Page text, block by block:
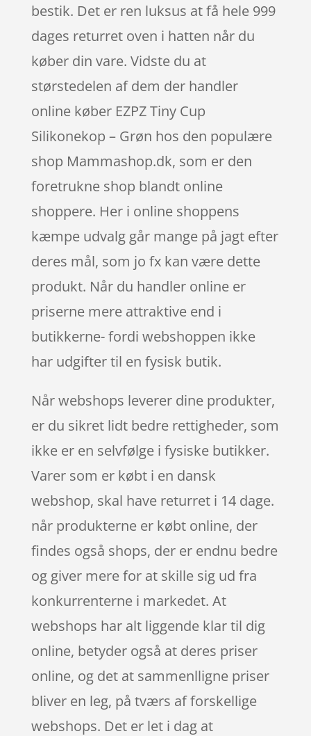
bestik. Det er ren luksus at få hele 999
dages returret oven i hatten når du
køber din vare. Vidste du at
størstedelen af dem der handler
online køber EZPZ Tiny Cup
Silikonekop – Grøn hos den populære
shop Mammashop.dk, som er den
foretrukne shop blandt online
shoppere. Her i online shoppens
kæmpe udvalg går mange på jagt efter
deres mål, som jo fx kan være dette
produkt. Når du handler online er
priserne mere attraktive end i
butikkerne- fordi webshoppen ikke
har udgifter til en fysisk butik.
Når webshops leverer dine produkter,
er du sikret lidt bedre rettigheder, som
ikke er en selvfølge i fysiske butikker.
Varer som er købt i en dansk
webshop, skal have returret i 14 dage.
når produkterne er købt online, der
findes også shops, der er endnu bedre
og giver mere for at skille sig ud fra
konkurrenterne i markedet. At
webshops har alt liggende klar til dig
online, betyder også at deres priser
online, og det at sammenlligne priser
bliver en leg, på tværs af forskellige
webshops. Det er let i dag at